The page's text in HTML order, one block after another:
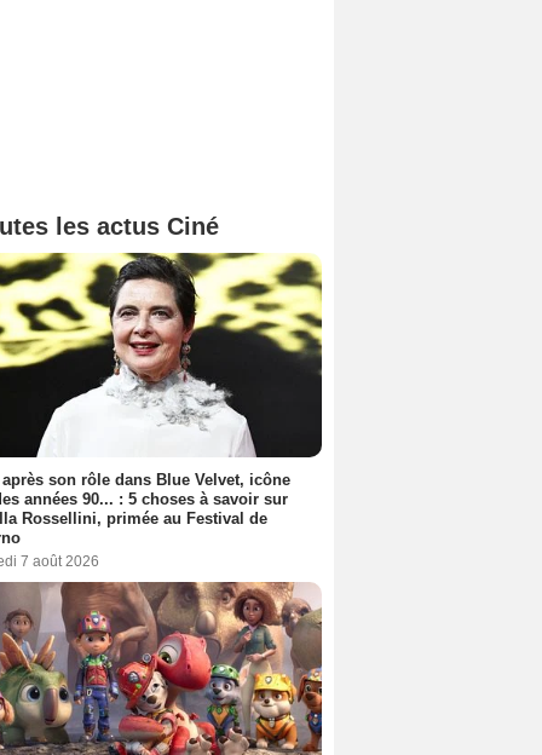
les actus Ciné
son rôle dans Blue Velvet, icône
années 90... : 5 choses à savoir sur
Rossellini, primée au Festival de
7 août 2026